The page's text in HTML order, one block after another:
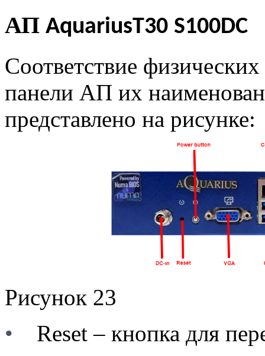
АП AquariusT30 S100DC
Соответствие
панели АП их
представлено на рисунке:
Рисунок 23
•
Reset – кнопка для